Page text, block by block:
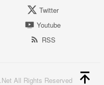
Twitter
Youtube
RSS
All Rights Reserved